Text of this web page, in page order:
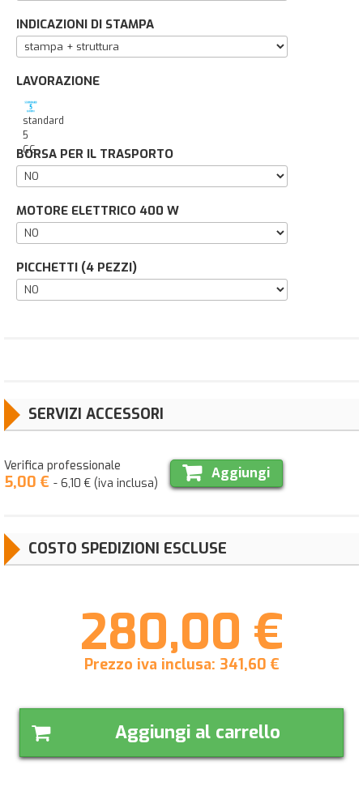
INDICAZIONI DI STAMPA
LAVORAZIONE
standard
5
GG
BORSA PER IL TRASPORTO
MOTORE ELETTRICO 400 W
PICCHETTI (4 PEZZI)
SERVIZI ACCESSORI
Verifica professionale
5,00 € - 6,10 € (iva inclusa)
Aggiungi
COSTO SPEDIZIONI ESCLUSE
280,00 €
Prezzo iva inclusa: 341,60€
Aggiungi al carrello